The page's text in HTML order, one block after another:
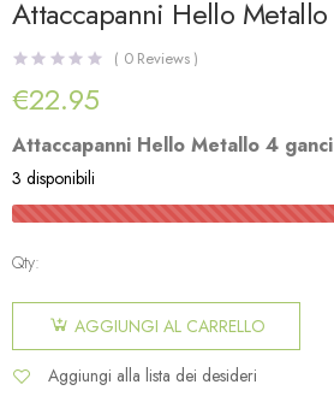
Attaccapanni Hello Metallo
( 0Reviews )
€22.95
Attaccapanni Hello Metallo 4 ganci
3 disponibili
Qty:
AGGIUNGI AL CARRELLO
Aggiungi alla lista dei desideri